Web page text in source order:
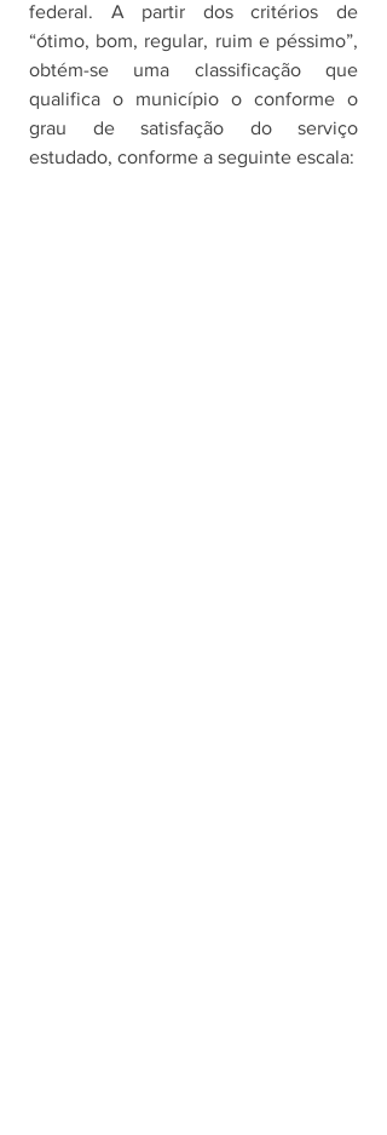
federal. A partir dos critérios de
“ótimo, bom, regular, ruim e péssimo”,
obtém-se uma classificação que
qualifica o município o conforme o
grau de satisfação do serviço
estudado, conforme a seguinte escala: